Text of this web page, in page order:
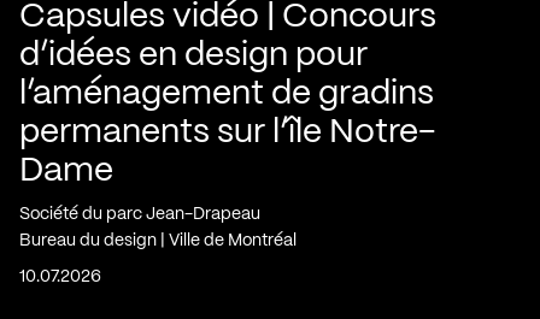
Capsules vidéo | Concours
d’idées en design pour
l’aménagement de gradins
permanents sur l’île Notre-
Dame
Société du parc Jean-Drapeau
Bureau du design | Ville de Montréal
10.07.2026